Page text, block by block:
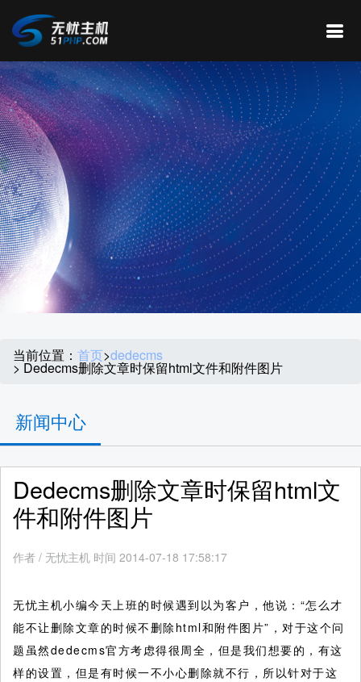
当前位置： 首页>dedecms
> Dedecms删除文章时保留html文件和附件图片
新闻中心
Dedecms删除文章时保留html文
件和附件图片
作者 / 无忧主机 时间 2014-07-18 17:58:17
无忧主机小编今天上班的时候遇到以为客户，他说：“怎么才
能不让删除文章的时候不删除html和附件图片”，对于这个问
题虽然dedecms官方考虑得很周全，但是我们想要的，有这
样的设置，但是有时候一不小心删除就不行，所以针对于这